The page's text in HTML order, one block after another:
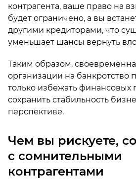
контрагента, ваше право на
будет ограничено, а вы
другими кредиторами, что
уменьшает шансы вернуть
Таким образом,
организации на банкротство
только избежать финансовых
сохранить стабильность
перспективе.
Чем вы рискуете,
с сомнительными
контрагентами